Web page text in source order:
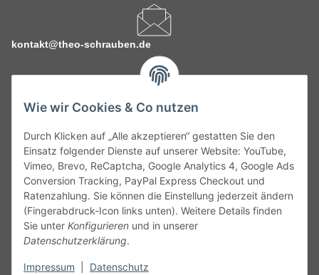
Wie wir Cookies & Co nutzen
Durch Klicken auf „Alle akzeptieren“ gestatten Sie den
Einsatz folgender Dienste auf unserer Website: YouTube,
Vimeo, Brevo, ReCaptcha, Google Analytics 4, Google Ads
Conversion Tracking, PayPal Express Checkout und
Ratenzahlung. Sie können die Einstellung jederzeit ändern
(Fingerabdruck-Icon links unten). Weitere Details finden
Sie unter Konfigurieren und in unserer
Datenschutzerklärung.
Impressum Datenschutz
kontakt@theo-schrauben.de
Service
Gesetzliche Informationen
Alle technischen Angaben ohne Gewähr. Irrtümer und fehlerhafte
Angaben vorbehalten. Wenn Sie Datenblätter oder spezielle
unseren Kundenservice. Abbildungen der Artikel können